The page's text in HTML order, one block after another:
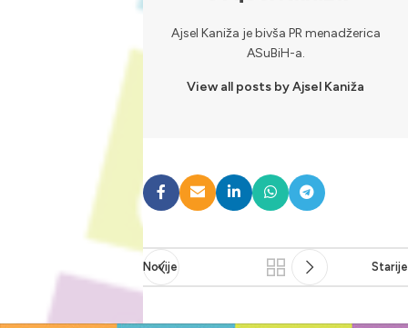
Ajsel Kaniža je bivša PR menadžerica
ASuBiH-a.
View all posts by Ajsel Kaniža
Novije Starije